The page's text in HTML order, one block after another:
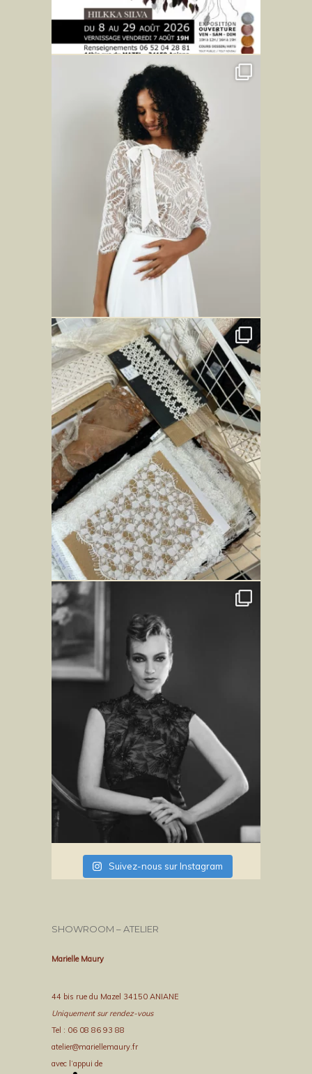
Suivez-nous sur Instagram
SHOWROOM – ATELIER
Marielle Maury
44 bis rue du Mazel 34150 ANIANE
Uniquement sur rendez-vous
Tel : 06 08 86 93 88
atelier@mariellemaury.fr
avec l’appui de